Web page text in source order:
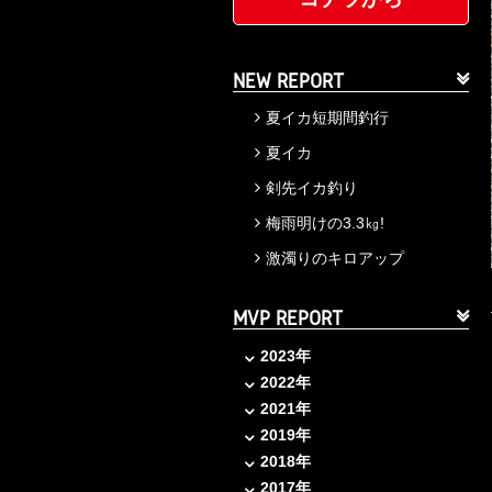
NEW REPORT
夏イカ短期間釣行
夏イカ
剣先イカ釣り
梅雨明けの3.3㎏!
激濁りのキロアップ
MVP REPORT
2023年
2022年
2021年
2019年
2018年
2017年